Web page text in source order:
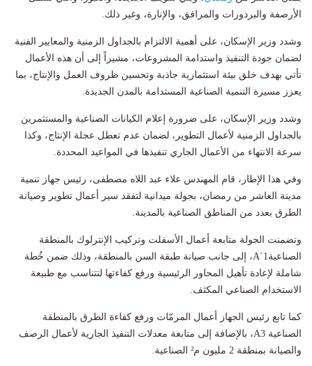
الأرصفة والبردورات والمرافق، والإنارة، وغير ذلك.
وشدد وزير الإسكان، على أهمية الالتزام بالجداول الزمنية والمعايير الفنية
لضمان جودة التنفيذ واستدامة المشروعات، مشيراً إلى أن هذه الأعمال
تأتي بهدف خلق بيئة استثمارية جاذبة وتحسين ظروف العمل والإنتاج، بما
يعزز مسيرة التنمية الصناعية المستدامة بالمدن الجديدة.
وشدد وزير الإسكان، على ضرورة إعلام الكيانات الصناعية والمستثمرين
بالجداول الزمنية لأعمال التطوير، لضمان عدم تعطل عجلة الإنتاج، وكذا
سرعة الانتهاء من الأعمال الجاري تنفيذها في المواعيد المحددة.
وفي هذا الإطار، قام المهندس علاء عبد اللاه مصطفى، رئيس جهاز تنمية
مدينة العاشر من رمضان، بجولة ميدانية لتفقد سير أعمال تطوير وصيانة
الطرق بعدد من المناطق الصناعية بالمدينة.
وتضمنت الجولة متابعة أعمال الأسفلت وتركيب الإنترلوك بالمنطقة
الصناعيةA`1، إلى جانب صيانة طبقة السن بالمنطقة، وذلك ضمن خُطة
شاملة لإعادة تأهيل المحاور الرئيسية ورفع كفاءتها لتتناسب مع طبيعة
الاستخدام الصناعي المكثف.
كما تابع رئيس الجهاز أعمال المرمّات ورفع كفاءة الطرق بالمنطقة
الصناعية A3، بالإضافة إلى متابعة معدلات التنفيذ الجارية لأعمال الرصف
والصيانة بمنطقة 2 مليون م² الصناعية.